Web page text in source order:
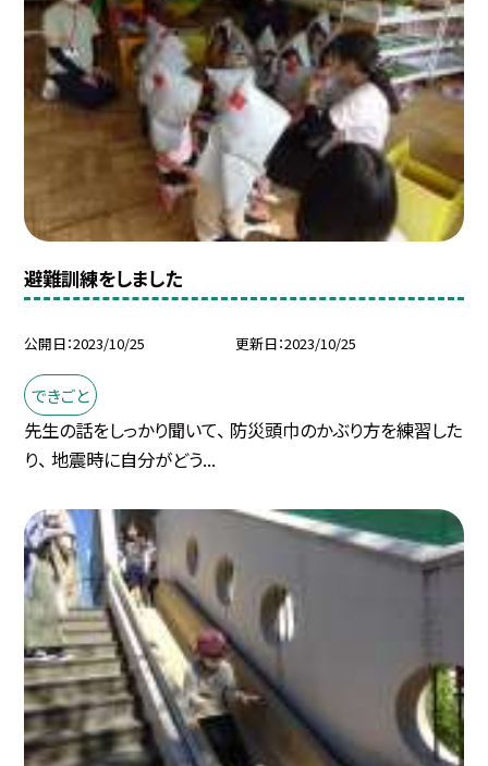
避難訓練をしました
公開日 2023/10/25 更新日 2023/10/25
できごと
先生の話をしっかり聞いて、 防災頭巾のかぶり方を練習した
り、 地震時に自分がどう...